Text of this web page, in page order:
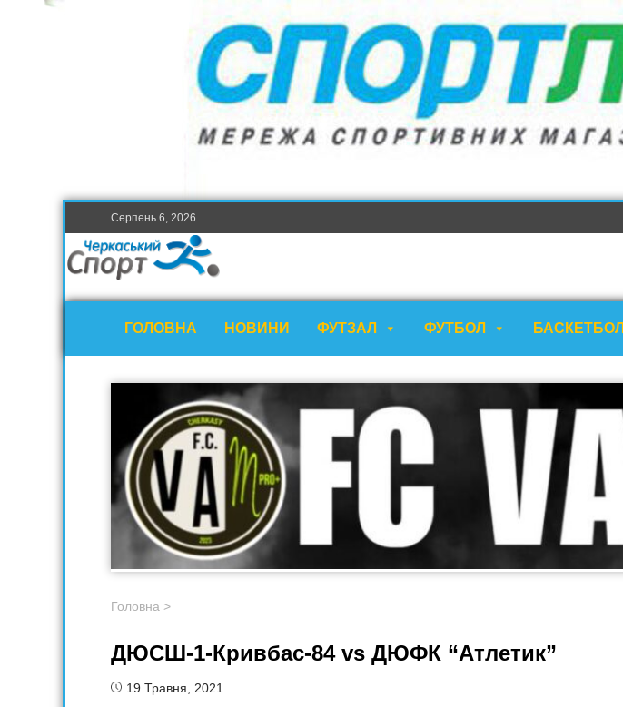
Серпень 6, 2026
ГОЛОВНА НОВИНИ ФУТЗАЛ ФУТБОЛ БАСКЕТБОЛ
Головна >
ДЮСШ-1-Кривбас-84 vs ДЮФК “Атлетик”
19 Травня, 2021